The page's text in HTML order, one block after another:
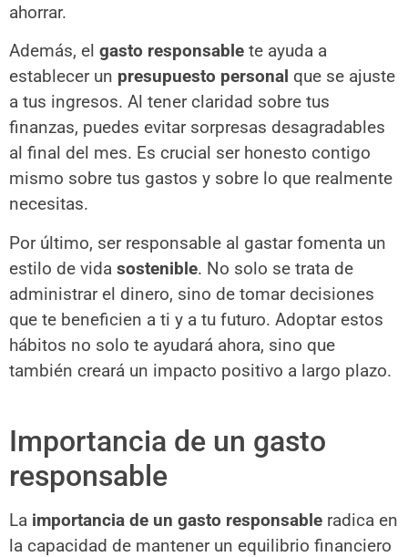
ahorrar.
Además, el gasto responsable te ayuda a
establecer un presupuesto personal que se ajuste
a tus ingresos. Al tener claridad sobre tus
finanzas, puedes evitar sorpresas desagradables
al final del mes. Es crucial ser honesto contigo
mismo sobre tus gastos y sobre lo que realmente
necesitas.
Por último, ser responsable al gastar fomenta un
estilo de vida sostenible. No solo se trata de
administrar el dinero, sino de tomar decisiones
que te beneficien a ti y a tu futuro. Adoptar estos
hábitos no solo te ayudará ahora, sino que
también creará un impacto positivo a largo plazo.
Importancia de un gasto
responsable
La importancia de un gasto responsable radica en
la capacidad de mantener un equilibrio financiero